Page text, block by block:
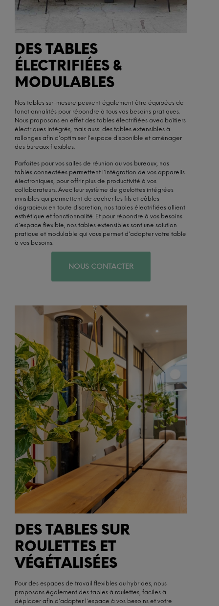
DES TABLES
ÉLECTRIFIÉES &
MODULABLES
Nos tables sur-mesure peuvent également être équipées de
fonctionnalités pour répondre à tous vos besoins pratiques.
Nous proposons en effet des tables électrifiées avec boîtiers
électriques intégrés, mais aussi des tables extensibles à
rallonges afin d'optimiser l'espace disponible et aménager
des bureaux flexibles.
Parfaites pour vos salles de réunion ou vos bureaux, nos
tables connectées permettent l'intégration de vos appareils
électroniques, pour offrir plus de productivité à vos
collaborateurs. Avec leur système de goulottes intégrées
invisibles qui permettent de cacher les fils et câbles
disgracieux en toute discretion, nos tables électrifiées allient
esthétique et fonctionnalité. Et pour répondre à vos besoins
d’espace flexible, nos tables extensibles sont une solution
pratique et modulable qui vous permet d’adapter votre table
à vos besoins.
NOUS CONTACTER
DES TABLES SUR
ROULETTES ET
VÉGÉTALISÉES
Pour des espaces de travail flexibles ou hybrides, nous
proposons également des tables à roulettes, faciles à
déplacer afin d’adapter l’espace à vos besoins et votre